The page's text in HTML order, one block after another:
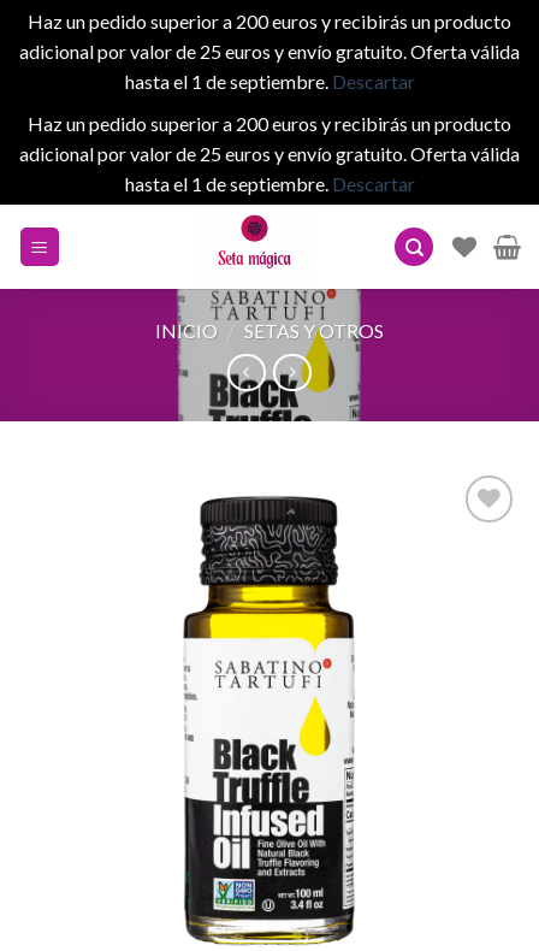
Haz un pedido superior a 200 euros y recibirás un producto
adicional por valor de 25 euros y envío gratuito. Oferta válida
hasta el 1 de septiembre. Descartar
Haz un pedido superior a 200 euros y recibirás un producto
adicional por valor de 25 euros y envío gratuito. Oferta válida
hasta el 1 de septiembre. Descartar
INICIO / SETAS Y OTROS